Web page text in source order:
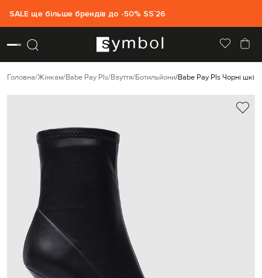
SALE ще більше брендів до -50% SS`26
Головна Жінкам Babe Pay Pls Взуття Ботильйони Babe Pay Pls Чорні